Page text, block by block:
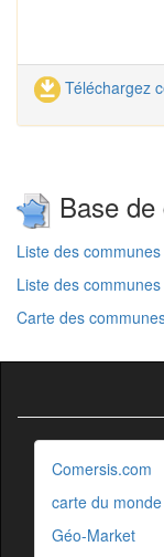
Téléchargez
Base
Liste des
Liste des
Carte des
Comersis.com
carte du monde
Géo-Market